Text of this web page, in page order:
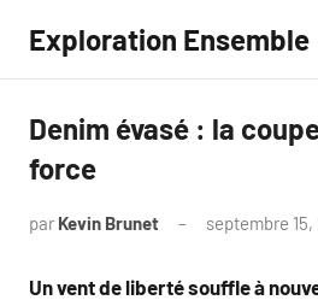
contenu
Exploration Ensemble
Denim évasé : la
force
par Kevin Brunet septembre 15,
Un vent de liberté souffle à